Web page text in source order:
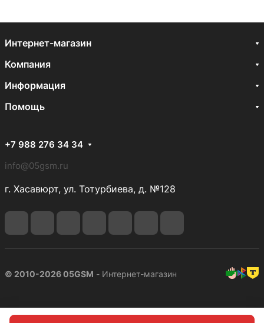
Интернет-магазин
Компания
Информация
Помощь
+7 988 276 34 34
info@05gsm.ru
г. Хасавюрт, ул. Тотурбиева, д. №128
© 2010-2026 05GSM - Интернет-магазин